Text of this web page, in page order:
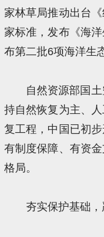
家林草局推动出台
家标准，发布《海
布第二批6项海洋生
自然资源部国
持自然恢复为主、
复工程，中国已初
有制度保障、有资
格局。
夯实保护基础